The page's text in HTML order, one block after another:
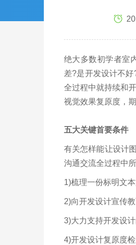
绝大多数初学者室
差?是开发设计不
全过程中就持续和
视觉效果复原度，
五大关键首要条件
有关怎样能让设计
沟通交流全过程中
1)梳理一份标明文
2)向开发设计宣传
3)大力支持开发设
4)开发设计复原度